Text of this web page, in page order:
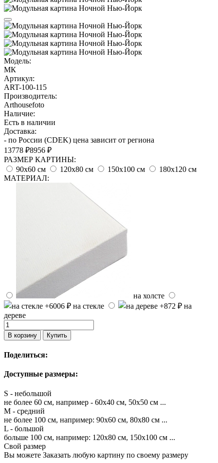
Модель:
МК
Артикул:
ART-100-115
Производитель:
Arthousefoto
Наличие:
Есть в наличии
Доставка:
- по России (CDEK) цена зависит от региона
13778 ₽8956 ₽
РАЗМЕР КАРТИНЫ:
90х60 см
120х80 см 150х100 см
180х120 см
МАТЕРИАЛ:
на холсте
на стекле
на
дереве
В корзину Купить
Поделиться:
Доступные размеры:
S - небольшой
не более 60 см, например - 60х40 см, 50х50 см ...
M - средний
не более 100 см, например: 90х60 см, 80х80 см ...
L - большой
больше 100 см, например: 120х80 см, 150х100 см ...
Свой размер
Вы можете Заказать любую картину по своему размеру